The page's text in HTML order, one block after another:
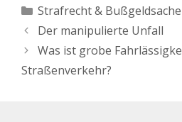
immer höhere Bußgelder
erhoben werden. Jüngst
gab es dazu eine erneute
Erhöhung der…
Kategorien
Strafrecht &
Der manipulierte Unfall
Was ist grobe
Straßenverkehr?